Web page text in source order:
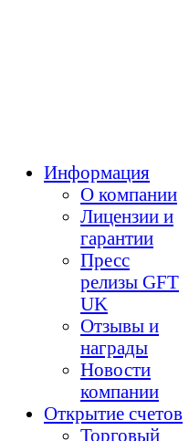
Информация
О компании
Лицензии и
гарантии
Пресс
релизы GFT
UK
Отзывы и
награды
Новости
компании
Открытие счетов
Торговый